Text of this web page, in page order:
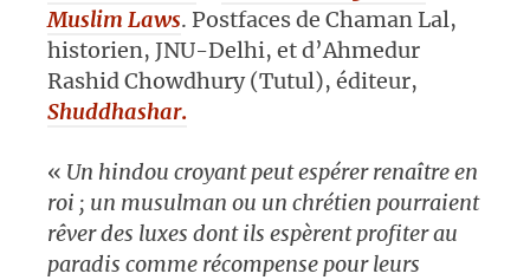
Muslim Laws. Postfaces de Chaman Lal,
historien, JNU-Delhi, et d’Ahmedur
Rashid Chowdhury (Tutul), éditeur,
Shuddhashar.
« Un hindou croyant peut espérer renaître en
roi ; un musulman ou un chrétien pourraient
rêver des luxes dont ils espèrent profiter au
paradis comme récompense pour leurs